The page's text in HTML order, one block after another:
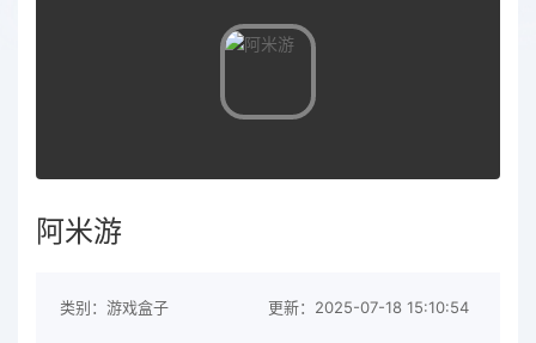
阿米游
类别：游戏盒子 更新：2025-07-18 15:10:54